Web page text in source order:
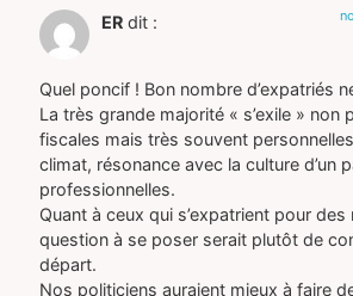
ER dit :
Quel poncif ! Bon nombre d’expatriés
La très grande majorité « s’exile » non
fiscales mais très souvent
climat, résonance avec la culture d’un
professionnelles.
Quant à ceux qui s’expatrient pour
question à se poser serait plutôt de
départ.
Nos politiciens auraient mieux à faire